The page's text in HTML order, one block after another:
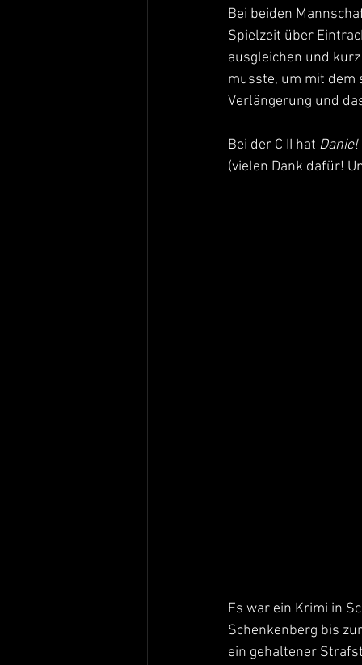
Bei beiden
Spielzeit über
ausgleichen und
musste, um mit dem
Verlängerung und
Bei der C II hat Daniel
(vielen Dank dafür!
Es war ein Krimi in
Schenkenberg bis
ein gehaltener